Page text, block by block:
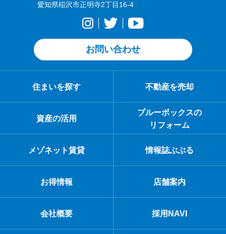
愛知県稲沢市正明寺2丁目16-4
お問い合わせ
住まいを探す 不動産を売却
資産の活用
ブルーボックスの
リフォーム
メゾネット賃貸 情報誌ぶぶる
お得情報 店舗案内
会社概要 採用NAVI